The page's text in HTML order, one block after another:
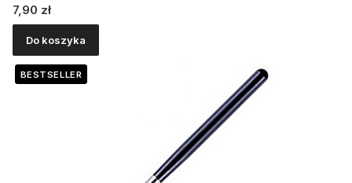
Cena
7,90 zł
Do koszyka
BESTSELLER